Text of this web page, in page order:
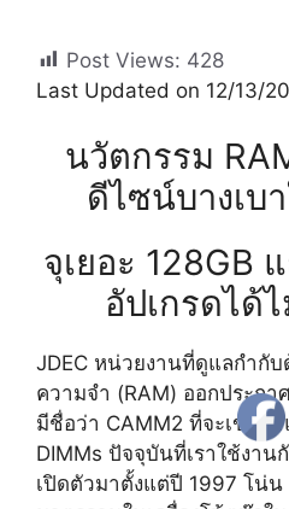
Post Views: 428
Last Updated on 12/13/
นวัตกรรม
ดีไซน์บางเบ
จุเยอะ 128GB
อัปเกรดได้
JDEC หน่วยงานที่ดูแลกำกั
ความจำ (RAM) ออกประกา
มีชื่อว่า CAMM2 ที่จะเข้าม
DIMMs ปัจจุบันที่เราใช้งาน
เปิดตัวมาตั้งแต่ปี 1997 โน่น